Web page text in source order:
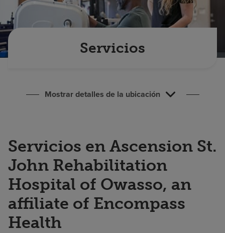
Pagar mi factura
Servicios
Mostrar detalles de la ubicación
Servicios en Ascension St.
John Rehabilitation
Hospital of Owasso, an
affiliate of Encompass
Health